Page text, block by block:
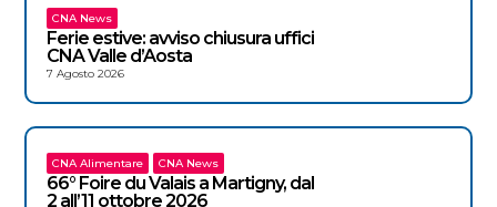
CNA News
Ferie estive: avviso chiusura uffici
CNA Valle d’Aosta
7 Agosto 2026
CNA Alimentare CNA News
66° Foire du Valais a Martigny, dal
2 all’11 ottobre 2026